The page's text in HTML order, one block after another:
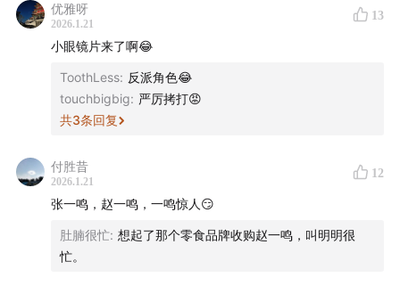
王琼回忆的张一鸣在餐巾纸上给她画的架构图
优雅呀
2026.1.21
13
小眼镜片来了啊😂
ToothLess: 反派角色😂
touchbigbig: 严厉拷打😡
共3条回复
付胜昔
2026.1.21
12
张一鸣，赵一鸣，一鸣惊人😏
肚腩很忙: 想起了那个零食品牌收购赵一鸣，叫明明很
忙。